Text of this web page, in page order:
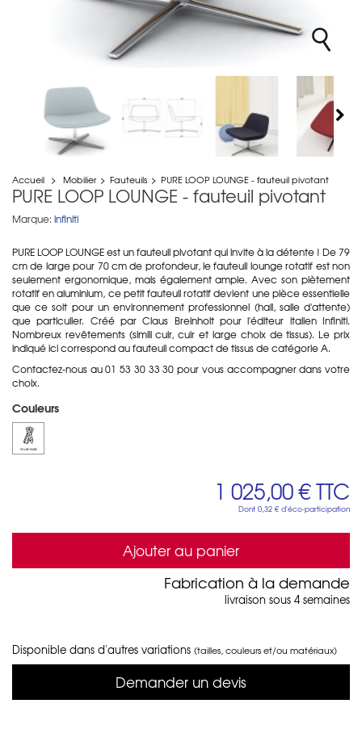
Accueil > Mobilier > Fauteuils > PURE LOOP LOUNGE - fauteuil pivotant
PURE LOOP LOUNGE - fauteuil pivotant
Marque: infiniti
PURE LOOP LOUNGE est un fauteuil pivotant qui invite à la détente ! De 79
cm de large pour 70 cm de profondeur, le fauteuil lounge rotatif est non
seulement ergonomique, mais également ample. Avec son piètement
rotatif en aluminium, ce petit fauteuil rotatif devient une pièce essentielle
que ce soit pour un environnement professionnel (hall, salle d'attente)
que particulier. Créé par Claus Breinholt pour l'éditeur italien Infiniti.
Nombreux revêtements (simili cuir, cuir et large choix de tissus). Le prix
indiqué ici correspond au fauteuil compact de tissus de catégorie A.
Contactez-nous au 01 53 30 33 30 pour vous accompagner dans votre
choix.
Couleurs
1 025,00 €TTC
Dont 0,32 € d'éco-participation
Ajouter au panier
Fabrication à la demande
livraison sous 4 semaines
Disponible dans d'autres variations (tailles, couleurs et/ou matériaux)
Demander un devis